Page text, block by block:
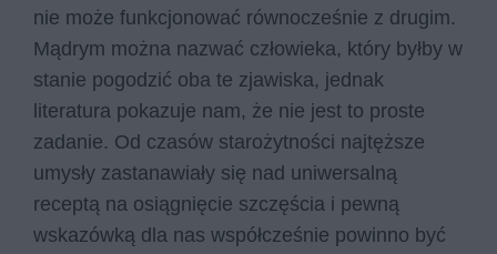
nie może funkcjonować równocześnie z drugim.
Mądrym można nazwać człowieka, który byłby w
stanie pogodzić oba te zjawiska, jednak
literatura pokazuje nam, że nie jest to proste
zadanie. Od czasów starożytności najtęższe
umysły zastanawiały się nad uniwersalną
receptą na osiągnięcie szczęścia i pewną
wskazówką dla nas współcześnie powinno być